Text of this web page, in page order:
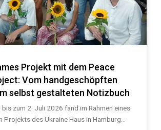
Projekt mit dem Peace
Vom handgeschöpften
selbst gestalteten Notizbuch
zum 2. Juli 2026 fand im Rahmen eines
Projekts des Ukraine Haus in Hamburg...